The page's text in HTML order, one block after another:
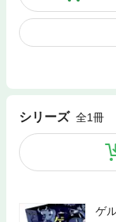
シリーズ 全1冊
ゲ